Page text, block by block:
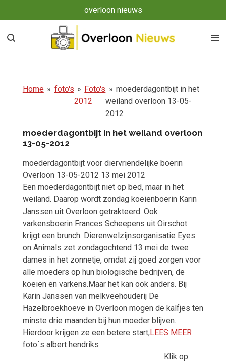
direct
naar
overloon nieuws
Home » foto's » Foto's
2012
» moederdagontbijt in het
weiland overloon 13-05-
2012
moederdagontbijt in het weiland overloon
13-05-2012
moederdagontbijt voor diervriendelijke boerin
Overloon 13-05-2012 13 mei 2012
Een moederdagontbijt niet op bed, maar in het
weiland. Daarop wordt zondag koeienboerin Karin
Janssen uit Overloon getrakteerd. Ook
varkensboerin Frances Scheepens uit Oirschot
krijgt een brunch. Dierenwelzijnsorganisatie Eyes
on Animals zet zondagochtend 13 mei de twee
dames in het zonnetje, omdat zij goed zorgen voor
alle moeders op hun biologische bedrijven, de
koeien en varkens.Maar het kan ook anders. Bij
Karin Janssen van melkveehouderij De
Hazelbroekhoeve in Overloon mogen de kalfjes ten
minste drie maanden bij hun moeder blijven.
Hierdoor krijgen ze een betere start,LEES MEER
foto´s albert hendriks
Klik op